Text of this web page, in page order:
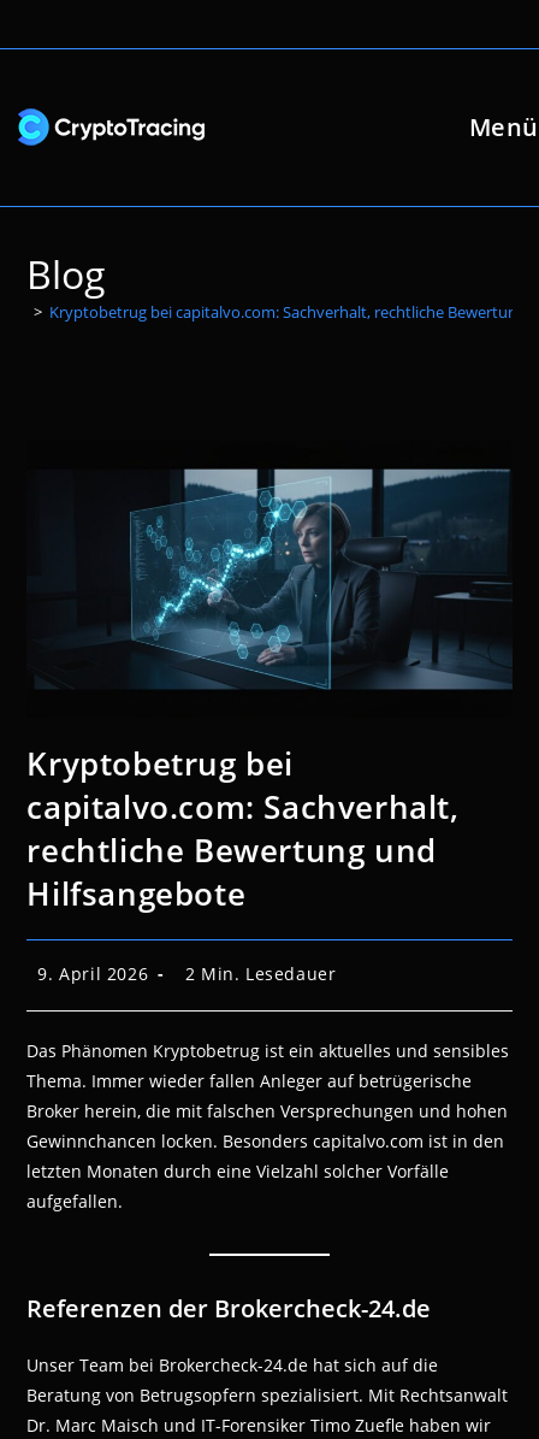
Inhalt
Menü
Blog
> Kryptobetrug bei capitalvo.com: Sachverhalt, rechtliche Bewertung
Kryptobetrug bei
capitalvo.com: Sachverhalt,
rechtliche Bewertung und
Hilfsangebote
Beitrag
9. April 2026 Lesedauer:
2 Min. Lesedauer
Das Phänomen Kryptobetrug ist ein aktuelles und sensibles
Thema. Immer wieder fallen Anleger auf betrügerische
Broker herein, die mit falschen Versprechungen und hohen
Gewinnchancen locken. Besonders capitalvo.com ist in den
letzten Monaten durch eine Vielzahl solcher Vorfälle
aufgefallen.
Referenzen der Brokercheck-24.de
Unser Team bei Brokercheck-24.de hat sich auf die
Beratung von Betrugsopfern spezialisiert. Mit Rechtsanwalt
Dr. Marc Maisch und IT-Forensiker Timo Zuefle haben wir